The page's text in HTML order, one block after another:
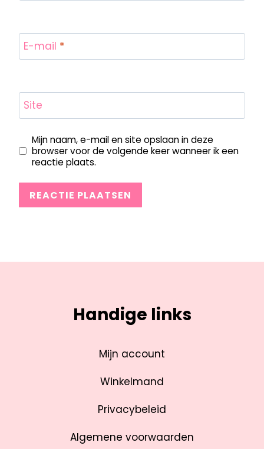
E-mail *
Site
Mijn naam, e-mail en site opslaan in deze
browser voor de volgende keer wanneer ik een
reactie plaats.
Handige links
Mijn account
Winkelmand
Privacybeleid
Algemene voorwaarden